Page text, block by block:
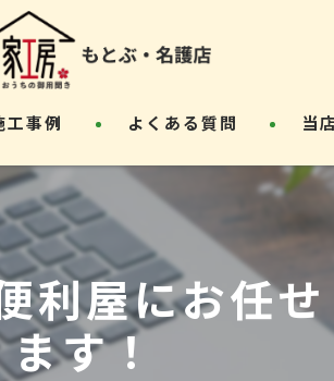
工事例 よくある質問 当
草刈
エア
外構
リフ
利屋にお任
ます！